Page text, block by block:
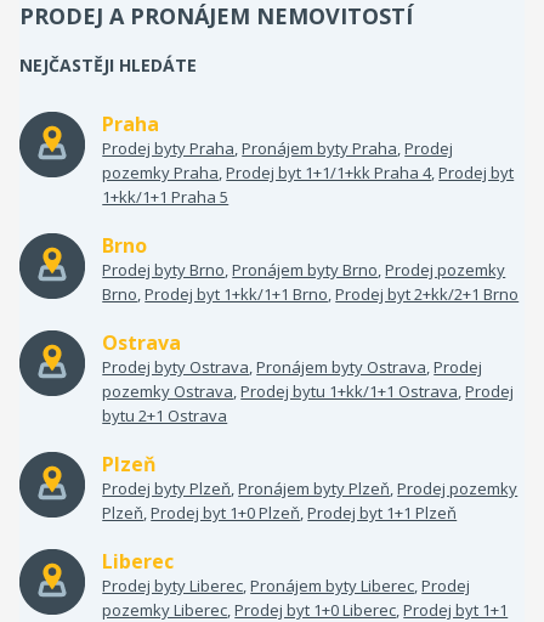
PRODEJ A PRONÁJEM NEMOVITOSTÍ
NEJČASTĚJI HLEDÁTE
Praha
Prodej byty Praha,Pronájem byty Praha,Prodej
pozemky Praha,Prodej byt 1+1/1+kk Praha 4,Prodej byt
1+kk/1+1 Praha 5
Brno
Prodej byty Brno,Pronájem byty Brno,Prodej pozemky
Brno,Prodej byt 1+kk/1+1 Brno,Prodej byt 2+kk/2+1 Brno
Ostrava
Prodej byty Ostrava,Pronájem byty Ostrava,Prodej
pozemky Ostrava,Prodej bytu 1+kk/1+1 Ostrava,Prodej
bytu 2+1 Ostrava
Plzeň
Prodej byty Plzeň,Pronájem byty Plzeň,Prodej pozemky
Plzeň,Prodej byt 1+0 Plzeň,Prodej byt 1+1 Plzeň
Liberec
Prodej byty Liberec,Pronájem byty Liberec,Prodej
pozemky Liberec,Prodej byt 1+0 Liberec,Prodej byt 1+1